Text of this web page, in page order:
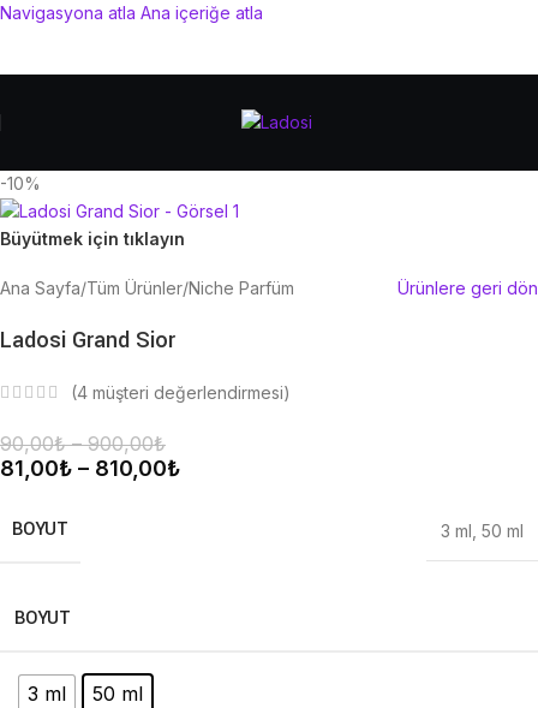
Navigasyona atla Ana içeriğe atla
-10%
Büyütmek için tıklayın
Ana Sayfa/Tüm Ürünler/Niche Parfüm Ürünlere geri dön
Ladosi Grand Sior
(4 müşteri değerlendirmesi)
90,00₺ –900,00₺
81,00₺ – 810,00₺
BOYUT 3 ml 50 ml
BOYUT
3 ml 50 ml